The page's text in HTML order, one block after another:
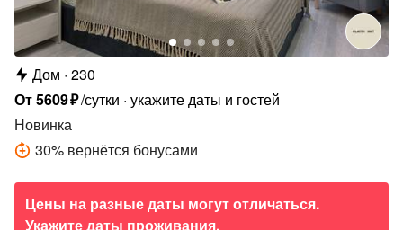
Дом 230
От5609₽/сутки укажите даты и гостей
Новинка
30% вернётся бонусами
Цены на разные даты могут отличаться.
Укажите даты проживания.